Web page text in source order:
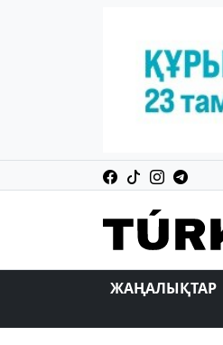
ЖАҢАЛЫҚТАР